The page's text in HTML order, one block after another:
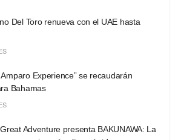
Del Toro renueva con el UAE hasta
Experience” se recaudarán
Bahamas
Adventure presenta BAKUNAWA: La